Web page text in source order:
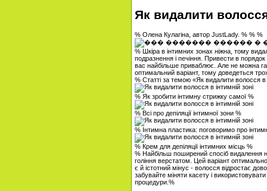
Як видалити
% Олена Кулагіна, автор JustLady. % % %
% Шкіра в інтимних зонах ніжна, тому
подразнення і печіння. Привести в
вас найбільше приваблює. Але не можна
оптимальний варіант, тому доведеться
% Статті за темою «Як видалити волосся в
% Як зробити інтимну стрижку самої %
% Всі про депіляції інтимної зони %
% Інтимна пластика: поговоримо про
% Крем для депіляції інтимних місць %
% Найбільш поширений спосіб видалення
гоління верстатом. Цей варіант
є й істотний мінус - волосся відростає
забувайте міняти касету і
процедури.%